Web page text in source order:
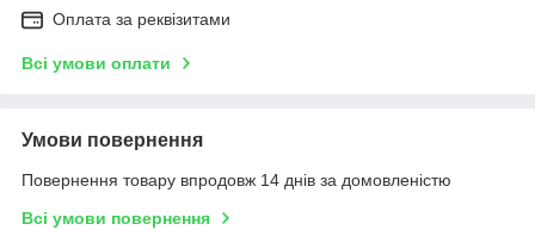
Оплата за реквізитами
Всі умови оплати
Умови повернення
Повернення товару впродовж 14 днів за домовленістю
Всі умови повернення